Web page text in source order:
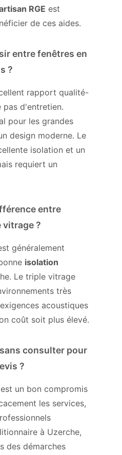
RGE est
de ces aides.
entre fenêtres en
?
rapport qualité-
pas d'entretien.
pour les grandes
design moderne. Le
isolation et un
requiert un
entre
?
généralement
isolation
Le triple vitrage
très
acoustiques
coût soit plus élevé.
consulter pour
?
est un bon compromis
les services,
à Uzerche,
des démarches